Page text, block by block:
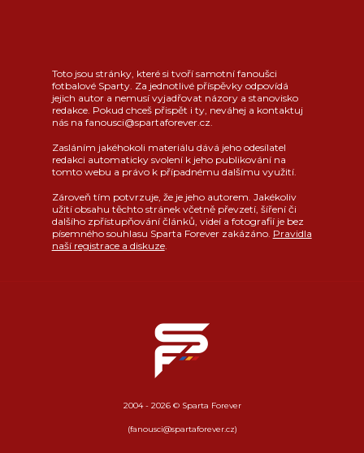
Toto jsou stránky, které si tvoří samotní fanoušci
fotbalové Sparty. Za jednotlivé příspěvky odpovídá
jejich autor a nemusí vyjadřovat názory a stanovisko
redakce. Pokud chceš přispět i ty, neváhej a kontaktuj
nás na fanousci@spartaforever.cz.
Zasláním jakéhokoli materiálu dává jeho odesílatel
redakci automaticky svolení k jeho publikování na
tomto webu a právo k případnému dalšímu využití.
Zároveň tím potvrzuje, že je jeho autorem. Jakékoliv
užití obsahu těchto stránek včetně převzetí, šíření či
dalšího zpřístupňování článků, videí a fotografií je bez
písemného souhlasu Sparta Forever zakázáno. Pravidla
naší registrace a diskuze.
2004 - 2026 © Sparta Forever
(fanousci@spartaforever.cz)